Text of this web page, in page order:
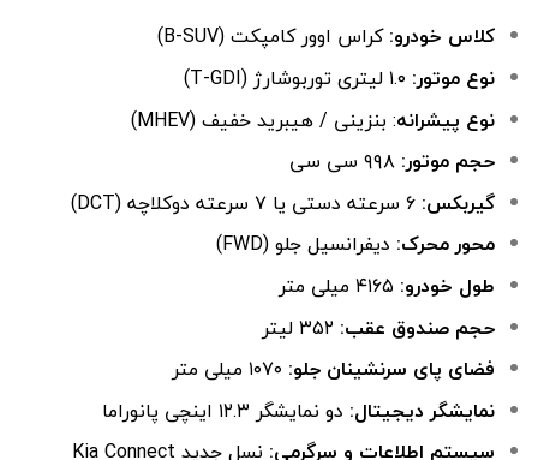
کلاس خودرو:کراس اوور کامپکت (B-SUV)
نوع موتور:
نوع پیشرانه: بنزینی / هیبرید خفیف (MHEV)
حجم موتور:
گیربکس:
محور محرک: دیفرانسیل جلو (FWD)
طول خودرو:
حجم صندوق عقب:
فضای پای سرنشینان جلو:
نمایشگر دیجیتال: دو نمایشگر ۱۲.۳ اینچی پانوراما
سیستم اطلاعات و سرگرمی: نسل جدید Kia Connect